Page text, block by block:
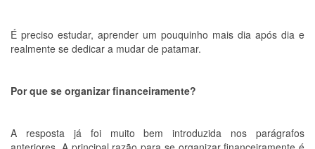
É preciso estudar, aprender um pouquinho mais dia após dia e
realmente se dedicar a mudar de patamar.
Por que se organizar financeiramente?
A resposta já foi muito bem introduzida nos parágrafos